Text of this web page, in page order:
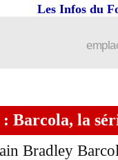
Les Infos du
: Barcola, la
Bradley
explique son
Savanier
Saka, Arteta